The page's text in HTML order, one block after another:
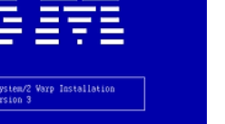
도 설치가 가능하긴 합니다. 하지
겠죠? 설치 디스켓과 CD를 넣으면
을 넣은 후 엔터를 누릅니다. 부팅 화
..